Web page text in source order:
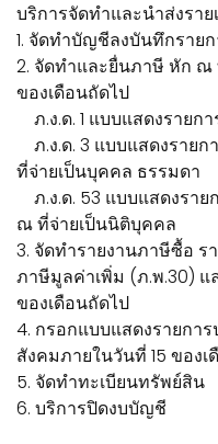
บริการจัดทำและนำส่งราย
1. จัดทำบัญชีลงบันทึกราย
2. จัดทำและยื่นภาษี หัก ณ
ของเดือนถัดไป
ภ.ง.ด. 1 แบบแสดงรายก
ภ.ง.ด. 3 แบบแสดงราย
ที่จ่ายเป็นบุคคล ธรรมดา
ภ.ง.ด. 53 แบบแสดงรา
ณ ที่จ่ายเป็นนิติบุคคล
3. จัดทำรายงานภาษีซื้อ ร
ภาษีมูลค่าเพิ่ม (ภ.พ.30) แ
ของเดือนถัดไป
4. กรอกแบบแสดงรายกา
สังคมภายในวันที่ 15 ของเ
5. จัดทำทะเบียนทรัพย์สิน
6. บริการปิดงบบัญชี